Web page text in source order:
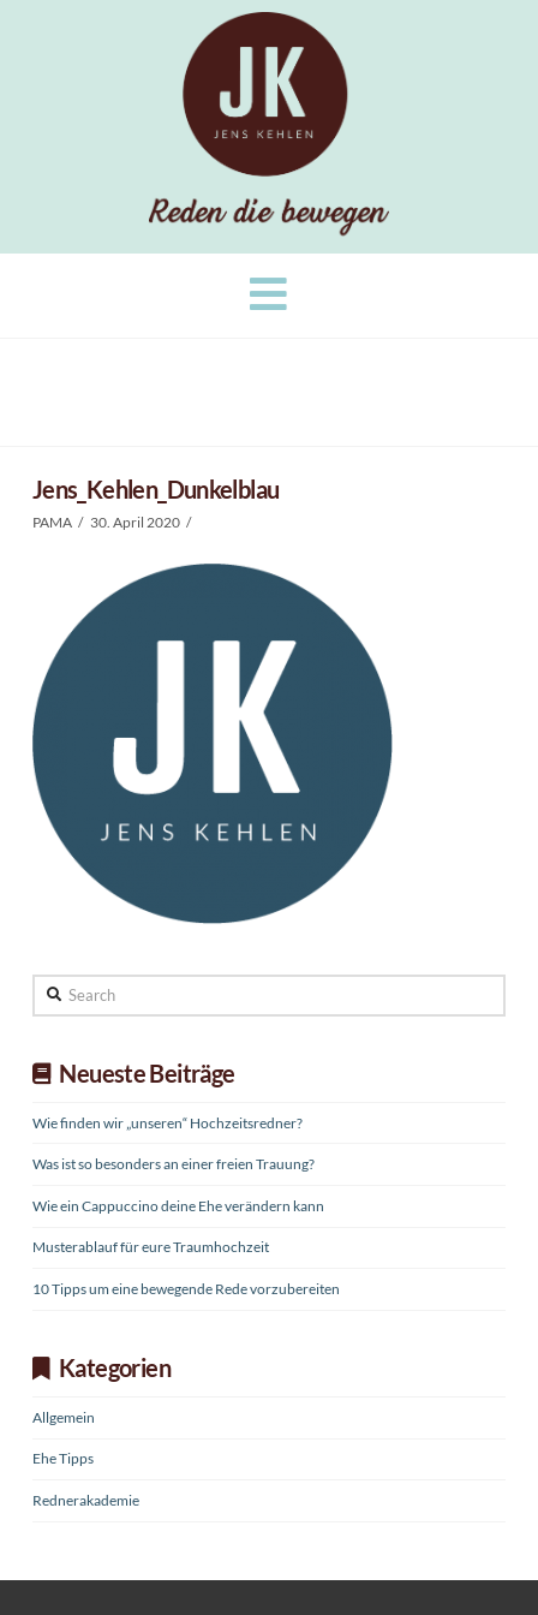
Navigation
Jens_Kehlen_Dunkelblau
PAMA 30. April 2020
Search
Neueste Beiträge
Wie finden wir „unseren“ Hochzeitsredner?
Was ist so besonders an einer freien Trauung?
Wie ein Cappuccino deine Ehe verändern kann
Musterablauf für eure Traumhochzeit
10 Tipps um eine bewegende Rede vorzubereiten
Kategorien
Allgemein
Ehe Tipps
Rednerakademie